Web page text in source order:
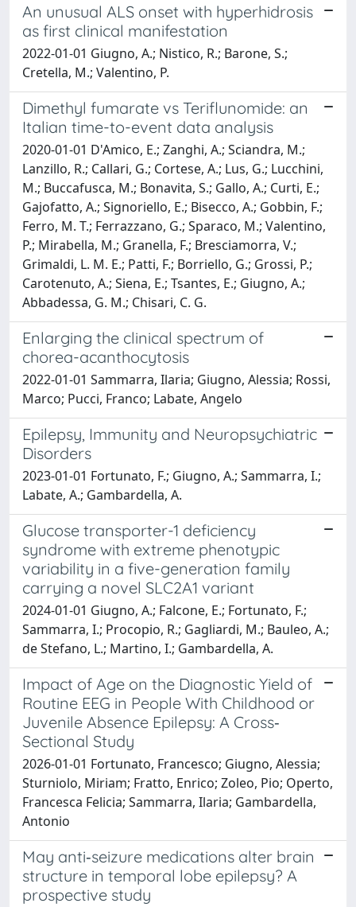
An unusual ALS onset with hyperhidrosis
as first clinical manifestation
2022-01-01 Giugno, A.; Nistico, R.; Barone, S.;
Cretella, M.; Valentino, P.
Dimethyl fumarate vs Teriflunomide: an
Italian time-to-event data analysis
2020-01-01 D'Amico, E.; Zanghi, A.; Sciandra, M.;
Lanzillo, R.; Callari, G.; Cortese, A.; Lus, G.; Lucchini,
M.; Buccafusca, M.; Bonavita, S.; Gallo, A.; Curti, E.;
Gajofatto, A.; Signoriello, E.; Bisecco, A.; Gobbin, F.;
Ferro, M. T.; Ferrazzano, G.; Sparaco, M.; Valentino,
P.; Mirabella, M.; Granella, F.; Bresciamorra, V.;
Grimaldi, L. M. E.; Patti, F.; Borriello, G.; Grossi, P.;
Carotenuto, A.; Siena, E.; Tsantes, E.; Giugno, A.;
Abbadessa, G. M.; Chisari, C. G.
Enlarging the clinical spectrum of
chorea-acanthocytosis
2022-01-01 Sammarra, Ilaria; Giugno, Alessia; Rossi,
Marco; Pucci, Franco; Labate, Angelo
Epilepsy, Immunity and Neuropsychiatric
Disorders
2023-01-01 Fortunato, F.; Giugno, A.; Sammarra, I.;
Labate, A.; Gambardella, A.
Glucose transporter-1 deficiency
syndrome with extreme phenotypic
variability in a five-generation family
carrying a novel SLC2A1 variant
2024-01-01 Giugno, A.; Falcone, E.; Fortunato, F.;
Sammarra, I.; Procopio, R.; Gagliardi, M.; Bauleo, A.;
de Stefano, L.; Martino, I.; Gambardella, A.
Impact of Age on the Diagnostic Yield of
Routine EEG in People With Childhood or
Juvenile Absence Epilepsy: A Cross‐
Sectional Study
2026-01-01 Fortunato, Francesco; Giugno, Alessia;
Sturniolo, Miriam; Fratto, Enrico; Zoleo, Pio; Operto,
Francesca Felicia; Sammarra, Ilaria; Gambardella,
Antonio
May anti‐seizure medications alter brain
structure in temporal lobe epilepsy? A
prospective study